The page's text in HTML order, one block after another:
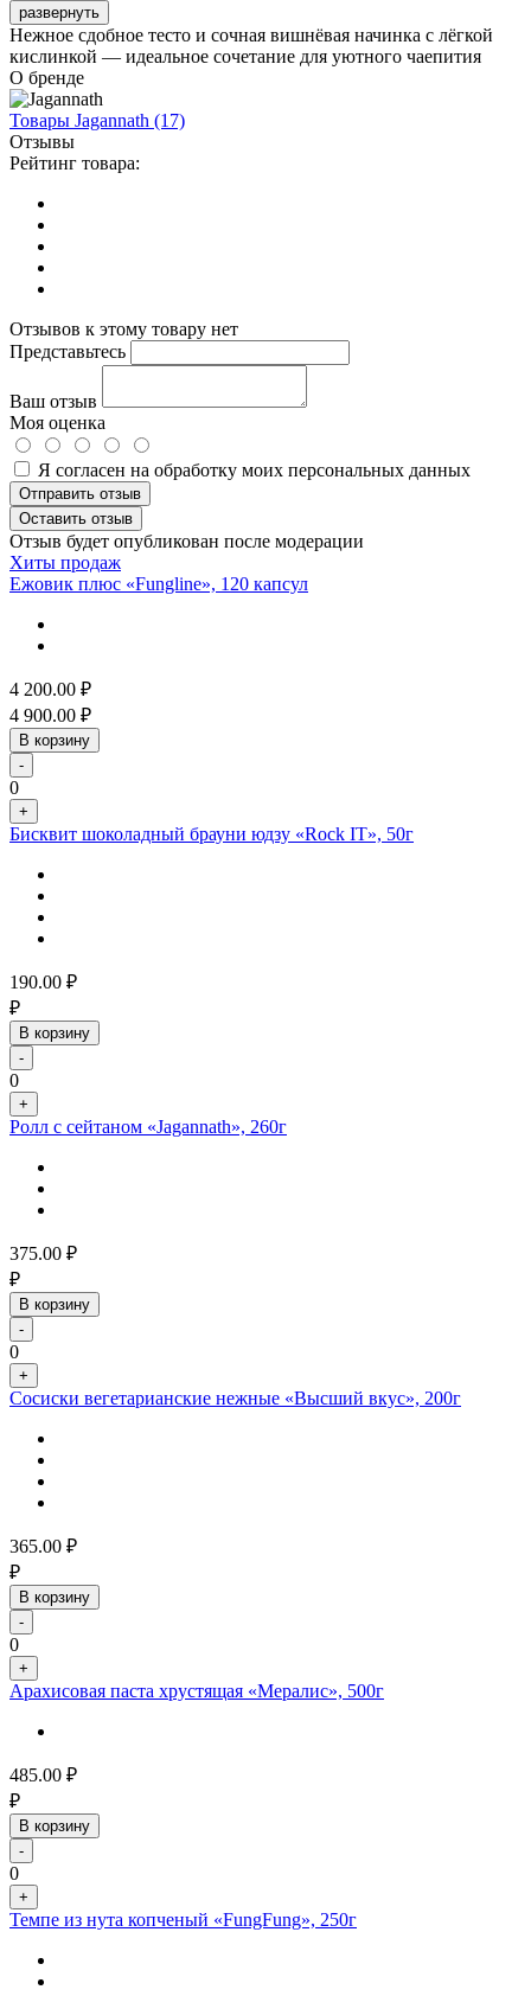
развернуть
Нежное сдобное тесто и сочная вишнёвая начинка с лёгкой
кислинкой — идеальное сочетание для уютного чаепития
О бренде
Товары Jagannath (17)
Отзывы
Рейтинг товара:
Отзывов к этому товару нет
Представьтесь
Ваш отзыв
Моя оценка
Я согласен на обработку моих персональных данных
Отправить отзыв
Оставить отзыв
Отзыв будет опубликован после модерации
Хиты продаж
Ежовик плюс «Fungline», 120 капсул
4 200.00 ₽
4 900.00 ₽
В корзину
-
0
+
Бисквит шоколадный брауни юдзу «Rock IT», 50г
190.00 ₽
₽
В корзину
-
0
+
Ролл с сейтаном «Jagannath», 260г
375.00 ₽
₽
В корзину
-
0
+
Сосиски вегетарианские нежные «Высший вкус», 200г
365.00 ₽
₽
В корзину
-
0
+
Арахисовая паста хрустящая «Мералис», 500г
485.00 ₽
₽
В корзину
-
0
+
Темпе из нута копченый «FungFung», 250г